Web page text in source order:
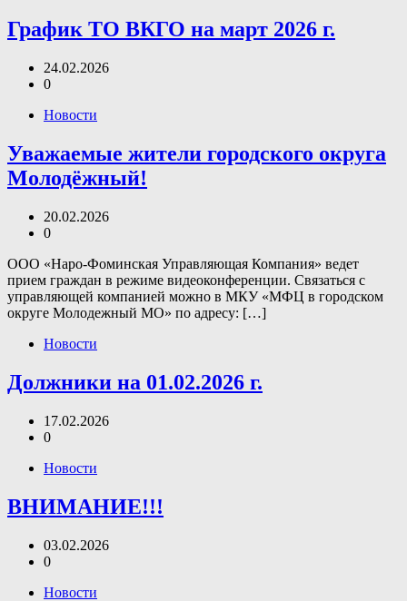
График ТО ВКГО на март 2026 г.
24.02.2026
0
Новости
Уважаемые жители городского округа
Молодёжный!
20.02.2026
0
ООО «Наро-Фоминская Управляющая Компания» ведет
прием граждан в режиме видеоконференции. Связаться с
управляющей компанией можно в МКУ «МФЦ в городском
округе Молодежный МО» по адресу: […]
Новости
Должники на 01.02.2026 г.
17.02.2026
0
Новости
ВНИМАНИЕ!!!
03.02.2026
0
Новости